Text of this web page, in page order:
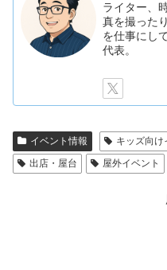
ライター、
真を撮った
を仕事にし
代表。
イベント情報 キッズ向け
出店・屋台
屋外イベント